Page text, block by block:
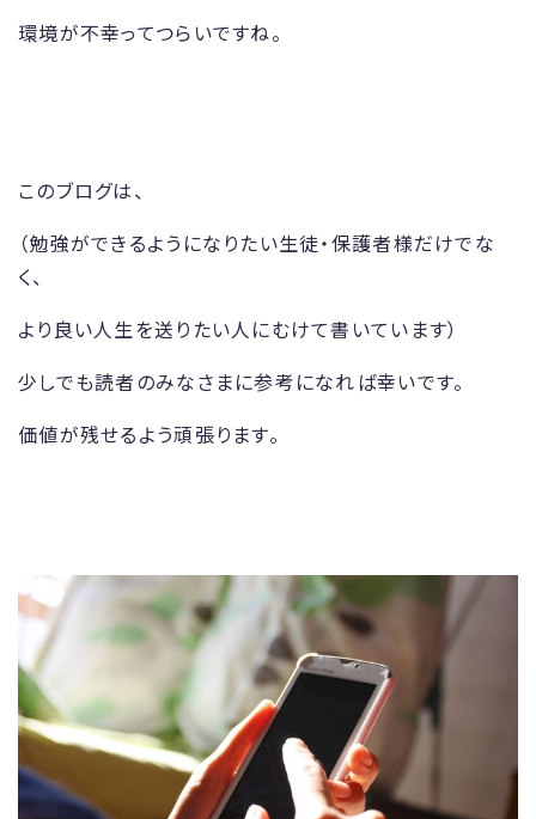
環境が不幸ってつらいですね。
このブログは、
（勉強ができるようになりたい生徒・保護者様だけでな
く、
より良い人生を送りたい人にむけて書いています）
少しでも読者のみなさまに参考になれば幸いです。
価値が残せるよう頑張ります。